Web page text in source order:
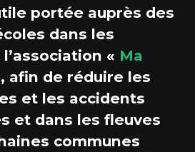
portée auprès des
dans les
« Ma
afin de réduire les
et les accidents
et dans les fleuves
communes